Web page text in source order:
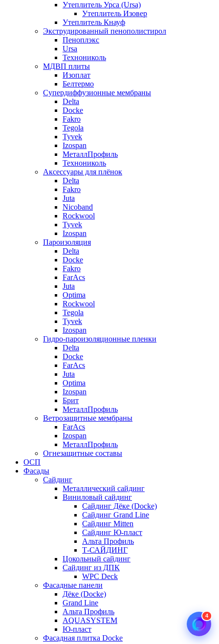
Утеплитель Урса (Ursa)
Утеплитель Изовер
Утеплитель Кнауф
Экструдированный пенополистирол
Пеноплэкс
Ursa
Технониколь
МДВП плиты
Изоплат
Белтермо
Супердиффузионные мембраны
Delta
Docke
Fakro
Tegola
Tyvek
Izospan
МеталлПрофиль
Технониколь
Аксессуары для плёнок
Delta
Fakro
Juta
Nicoband
Rockwool
Tyvek
Izospan
Пароизоляция
Delta
Docke
Fakro
FarAcs
Juta
Optima
Rockwool
Tegola
Tyvek
Izospan
Гидро-пароизоляционные пленки
Delta
Docke
FarAcs
Juta
Optima
Izospan
Брит
МеталлПрофиль
Ветрозащитные мембраны
FarAcs
Izospan
МеталлПрофиль
Огнезащитные составы
ОСП
Фасады
Сайдинг
Металлический сайдинг
Виниловый сайдинг
Сайдинг Дёке (Docke)
Сайдинг Grand Line
Сайдинг Mitten
Сайдинг Ю-пласт
Альта Профиль
Т-САЙДИНГ
Цокольный сайдинг
Сайдинг из ДПК
WPC Deck
Фасадные панели
Дёке (Docke)
Grand Line
Альта Профиль
AQUASYSTEM
Ю-пласт
Фасадная плитка Docke
4